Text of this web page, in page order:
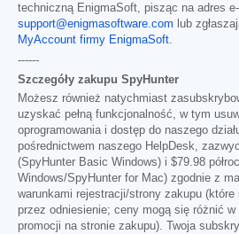
techniczną EnigmaSoft, pisząc na adres e-
support@enigmasoftware.com lub
MyAccount firmy EnigmaSoft
------
Szczegóły zakupu SpyHunter
Możesz również natychmiast
uzyskać pełną funkcjonalność, w tym
oprogramowania i dostęp do naszego
pośrednictwem naszego HelpDesk,
(SpyHunter Basic Windows) i $79.98
Windows/SpyHunter for Mac) zgodnie z
warunkami rejestracji/strony zakupu (które
przez odniesienie; ceny mogą się różnić
promocji na stronie zakupu). Twoja